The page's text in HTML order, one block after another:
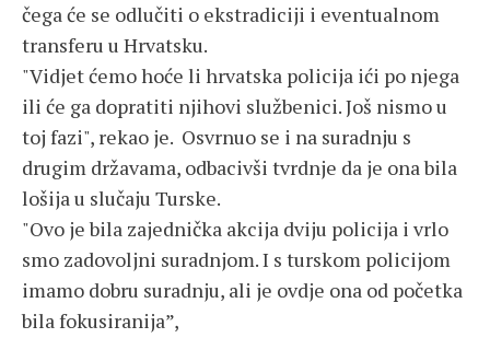
čega će se odlučiti o ekstradiciji i eventualnom
transferu u Hrvatsku.
"Vidjet ćemo hoće li hrvatska policija ići po njega
ili će ga dopratiti njihovi službenici. Još nismo u
toj fazi", rekao je. Osvrnuo se i na suradnju s
drugim državama, odbacivši tvrdnje da je ona bila
lošija u slučaju Turske.
"Ovo je bila zajednička akcija dviju policija i vrlo
smo zadovoljni suradnjom. I s turskom policijom
imamo dobru suradnju, ali je ovdje ona od početka
bila fokusiranija”,